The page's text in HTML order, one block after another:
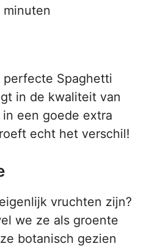
minuten
Spaghetti
in de kwaliteit van
een goede extra
echt het verschil!
vruchten zijn?
we ze als groente
botanisch gezien